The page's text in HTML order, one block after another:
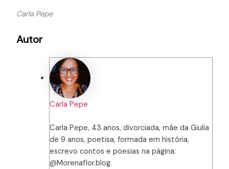
Carla Pepe
Autor
Carla Pepe
Carla Pepe, 43 anos, divorciada, mãe da Giulia
de 9 anos, poetisa, formada em história,
escrevo contos e poesias na página:
@Morenaflor.blog.